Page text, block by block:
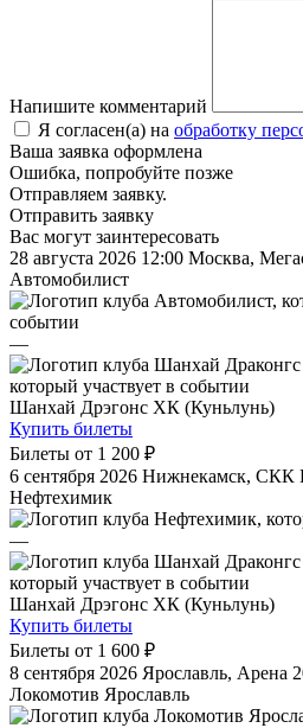
Напишите комментарий
Я согласен(а) на обработку
Ваша заявка оформлена
Ошибка, попробуйте позже
Отправляем заявку.
Отправить заявку
Вас могут заинтересовать
28 августа 2026 12:00 Москва,
Автомобилист
—
Шанхай Дрэгонс ХК (Куньлунь)
Купить билеты
Билеты от 1 200 ₽
6 сентября 2026 Нижнекамск, СКК
Нефтехимик
—
Шанхай Дрэгонс ХК (Куньлунь)
Купить билеты
Билеты от 1 600 ₽
8 сентября 2026 Ярославль, Арена
Локомотив Ярославль